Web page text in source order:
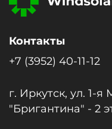
Контакты
+7 (3952) 40-11-12
г. Иркутск, ул. 1-
"Бригантина" - 2